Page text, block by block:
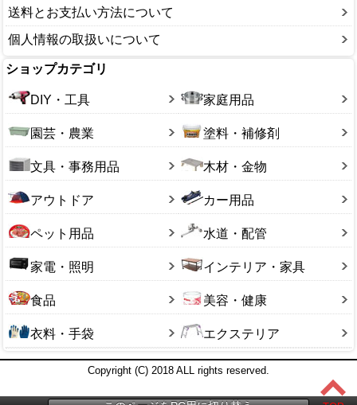
送料とお支払い方法について
個人情報の取扱いについて
ショップカテゴリ
DIY・工具 家庭用品
園芸・農業 塗料・補修剤
文具・事務用品 木材・金物
アウトドア カー用品
ペット用品 水道・配管
家電・照明 インテリア・家具
食品 美容・健康
衣料・手袋 エクステリア
Copyright (C) 2018 ALL rights reserved.